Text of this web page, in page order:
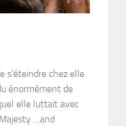
chez elle
énormément de
elle luttait avec
…and